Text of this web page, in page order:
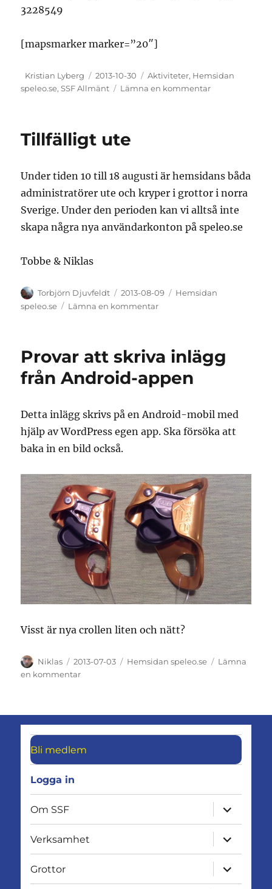
3228549
[mapsmarker marker=”20″]
Författare
Kristian Lyberg
Publicerat
den
2013-10-30 Kategorier
Aktiviteter, Hemsidan
speleo.se,SSF Allmänt Lämna en kommentartill
Tillfälligt ute
Under tiden 10 till 18 augusti är hemsidans båda
administratörer ute och kryper i grottor i norra
Sverige. Under den perioden kan vi alltså inte
skapa några nya användarkonton på speleo.se
Tobbe & Niklas
Författare
Torbjörn Djuvfeldt
Publicerat
den
2013-08-09 Kategorier
Hemsidan
speleo.se
Lämna en kommentartill
Provar att skriva inlägg
från Android-appen
Detta inlägg skrivs på en Android-mobil med
hjälp av WordPress egen app. Ska försöka att
baka in en bild också.
Visst är nya crollen liten och nätt?
Författare
Niklas
Publicerat
den
2013-07-03 Kategorier
Hemsidan speleo.se
Lämna
en kommentartill
inlägg
från
Android-
appen
Bli medlem
Logga in
Om SSF
expandera
Verksamhet
expandera
Grottor
expandera